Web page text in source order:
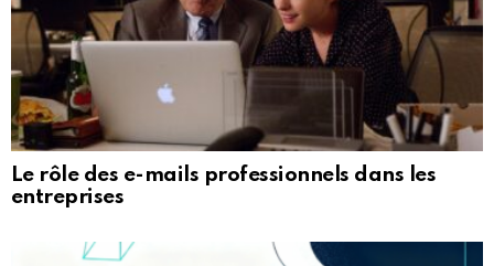
Le rôle des e-mails professionnels dans les
entreprises